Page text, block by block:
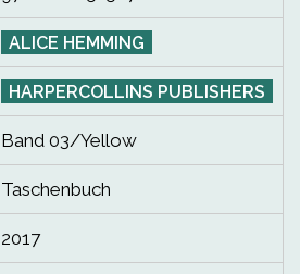
ALICE HEMMING
HARPERCOLLINS PUBLISHERS
Band 03/Yellow
Taschenbuch
2017